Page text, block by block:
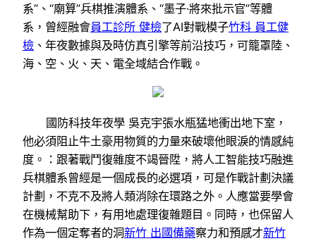
系”、“廟算”兵棋推演體系、“墨子·將來批示官”等體
系，曾經融會員工診所 健檢了AI對戰模子竹科 員工健
檢 、年夜數據與及時仿真引擎等前沿技巧，可籠罩陸、
海、空、火、天、電全域結合作戰。
國防科技年夜學 吳克宇張水瓶猛地衝出地下室，
他必須阻止牛土豪用物質的力量來破壞他眼淚的情感純
度。：跟著戰鬥復雜度不竭晉陞，將人工智能技巧融進
兵棋體系曾經是一個成長的必選項，可是作戰計劃決議
計劃，不克不及將人類消除在環路之外。人應當要學會
在機械幫助下，有用地處理復雜題目。同時，也保留人
作為一個定奪者的洞新竹 出國備藥察力和預感才新竹